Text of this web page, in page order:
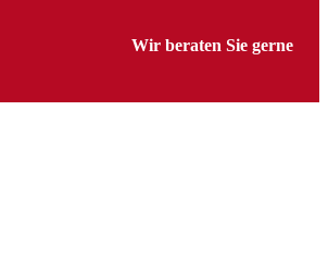
Wir beraten Sie gerne